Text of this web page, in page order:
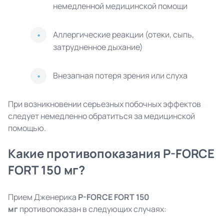
немедленной медицинской помощи
Аллергические реакции (отеки, сыпь,
затрудненное дыхание)
Внезапная потеря зрения или слуха
При возникновении серьезных побочных эффектов
следует немедленно обратиться за медицинской
помощью.
Какие противопоказания P-FORCE
FORT 150 мг?
Прием Дженерика P-FORCE FORT 150
мгпротивопоказан в следующих случаях: